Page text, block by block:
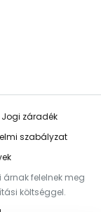
Jogi záradék
szabályzat
felelnek meg
költséggel.